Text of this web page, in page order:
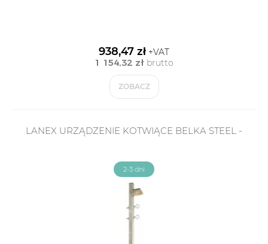
938,47 zł +VAT
1 154,32 zł brutto
ZOBACZ
LANEX URZĄDZENIE KOTWIĄCE BELKA STEEL -
2-3 dni